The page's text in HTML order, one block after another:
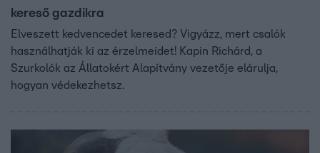
kereső gazdikra
Elveszett kedvencedet keresed? Vigyázz, mert csalók
használhatják ki az érzelmeidet! Kapin Richárd, a
Szurkolók az Állatokért Alapítvány vezetője elárulja,
hogyan védekezhetsz.